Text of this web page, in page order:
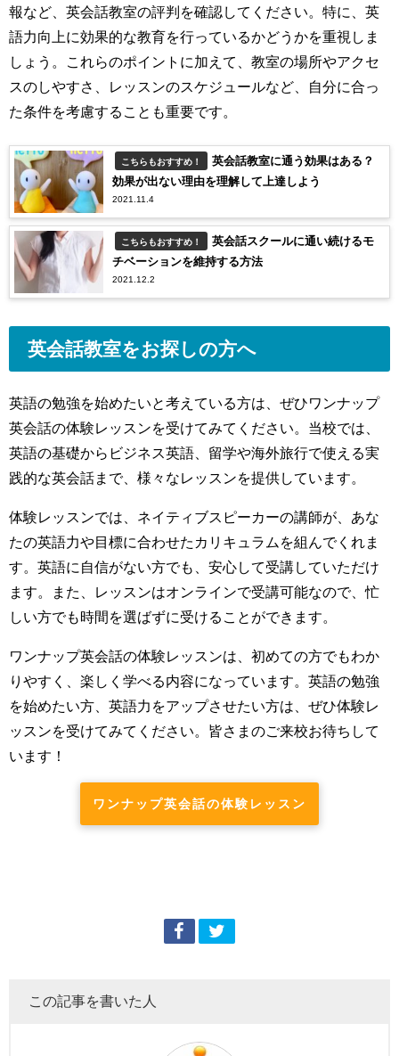
報など、英会話教室の評判を確認してください。特に、英
語力向上に効果的な教育を行っているかどうかを重視しま
しょう。
これらのポイントに加えて、教室の場所やアクセ
スのしやすさ、レッスンのスケジュールなど、自分に合っ
た条件を考慮することも重要です。
こちらもおすすめ！
英会話教室に通う効果はある？
効果が出ない理由を理解して上達しよう
2021.11.4
こちらもおすすめ！
英会話スクールに通い続けるモ
チベーションを維持する方法
2021.12.2
英会話教室をお探しの方へ
英語の勉強を始めたいと考えている方は、ぜひワンナップ
英会話の体験レッスンを受けてみてください。当校では、
英語の基礎からビジネス英語、留学や海外旅行で使える実
践的な英会話まで、様々なレッスンを提供しています。
体験レッスンでは、ネイティブスピーカーの講師が、あな
たの英語力や目標に合わせたカリキュラムを組んでくれま
す。英語に自信がない方でも、安心して受講していただけ
ます。また、レッスンはオンラインで受講可能なので、忙
しい方でも時間を選ばずに受けることができます。
ワンナップ英会話の体験レッスンは、初めての方でもわか
りやすく、楽しく学べる内容になっています。英語の勉強
を始めたい方、英語力をアップさせたい方は、ぜひ体験レ
ッスンを受けてみてください。皆さまのご来校お待ちして
います！
ワンナップ英会話の体験レッスン
この記事を書いた人